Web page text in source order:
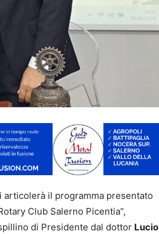
articolerà il programma presentato
Club Salerno Picentia”,
di Presidente dal dottor Lucio